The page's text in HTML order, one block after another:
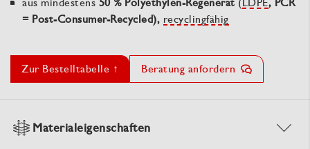
= Post-Consumer-Recycled), recyclingfähig
Zur Bestelltabelle ↑ Beratung anfordern
Materialeigenschaften